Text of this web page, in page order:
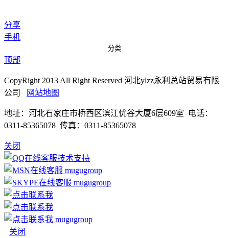
分享
手机
分类
顶部
CopyRight 2013 All Right Reserved 河北ylzz永利总站贸易有限
公司
网站地图
地址：河北石家庄市桥西区滨江优谷大厦6层609室 电话：
0311-85365078 传真：0311-85365078
关闭
技术支持
mugugroup
mugugroup
mugugroup
关闭